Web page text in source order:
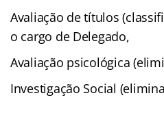
Avaliação de títulos
o cargo de Delegado,
Avaliação psicológica
Investigação Social